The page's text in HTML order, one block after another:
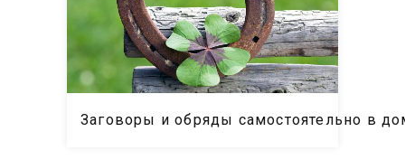
Заговоры и обряды самостоятельно в